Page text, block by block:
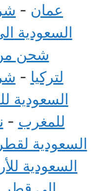
عمان -
السعودية
شحن
لتركيا -
السعودية
للمغرب -
السعودية لقطر
السعودية